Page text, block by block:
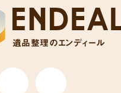
遺品整理のエンディール